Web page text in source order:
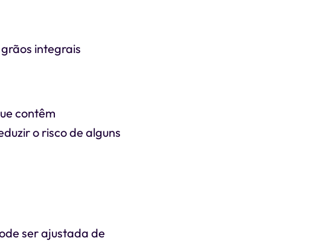
integrais
contêm
o risco de alguns
ser ajustada de